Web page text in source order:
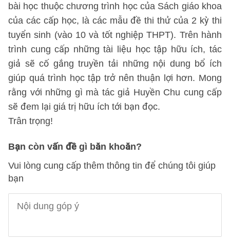
bài học thuộc chương trình học của Sách giáo khoa
của các cấp học, là các mẫu đề thi thử của 2 kỳ thi
tuyển sinh (vào 10 và tốt nghiệp THPT). Trên hành
trình cung cấp những tài liệu học tập hữu ích, tác
giả sẽ cố gắng truyền tải những nội dung bổ ích
giúp quá trình học tập trở nên thuận lợi hơn. Mong
rằng với những gì mà tác giả Huyền Chu cung cấp
sẽ đem lại giá trị hữu ích tới bạn đọc.
Trân trọng!
Bạn còn vấn đề gì băn khoăn?
Vui lòng cung cấp thêm thông tin để chúng tôi giúp
bạn